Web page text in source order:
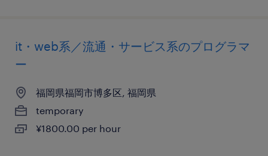
it・web系／流通・サービス系のプログラマ
ー
福岡県福岡市博多区, 福岡県
temporary
¥1800.00 per hour